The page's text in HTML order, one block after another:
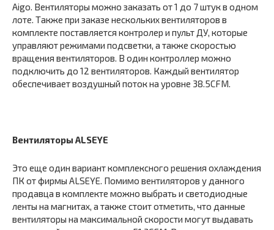
Aigo. Вентиляторы можно заказать от 1 до 7 штук в одном
лоте. Также при заказе нескольких вентиляторов в
комплекте поставляется контролер и пульт ДУ, которые
управляют режимами подсветки, а также скоростью
вращения вентиляторов. В один контроллер можно
подключить до 12 вентиляторов. Каждый вентилятор
обеспечивает воздушный поток на уровне 38.5CFM.
Вентиляторы ALSEYE
Это еще один вариант комплексного решения охлаждения
ПК от фирмы ALSEYE. Помимо вентиляторов у данного
продавца в комплекте можно выбрать и светодиодные
ленты на магнитах, а также стоит отметить, что данные
вентиляторы на максимальной скорости могут выдавать